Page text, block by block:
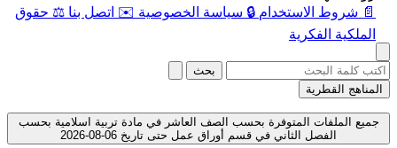
📄 شروط الاستخدام 🔒 سياسة الخصوصية ✉️ اتصل بنا ⚖️ حقوق
الملكية الفكرية
بحث
المناهج القطرية
جميع الملفات المتوفرة بحسب الصف العاشر في مادة تربية اسلامية بحسب
الفصل الثاني في قسم أوراق عمل حتى تاريخ 06-08-2026